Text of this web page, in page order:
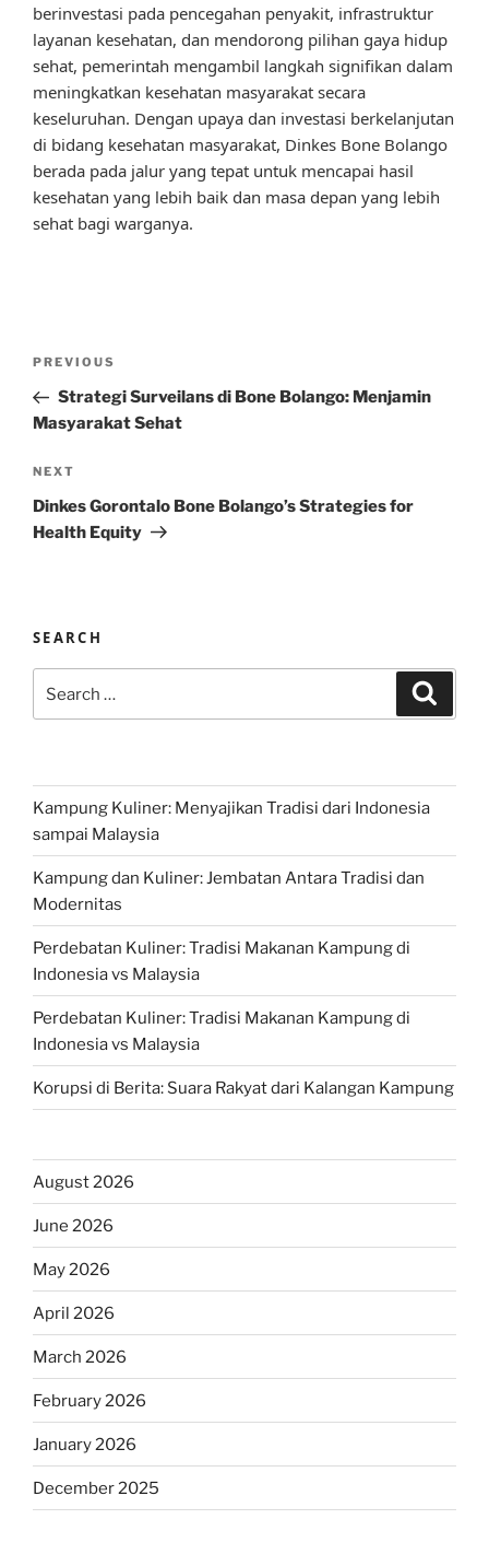
berinvestasi pada pencegahan penyakit, infrastruktur
layanan kesehatan, dan mendorong pilihan gaya hidup
sehat, pemerintah mengambil langkah signifikan dalam
meningkatkan kesehatan masyarakat secara
keseluruhan. Dengan upaya dan investasi berkelanjutan
di bidang kesehatan masyarakat, Dinkes Bone Bolango
berada pada jalur yang tepat untuk mencapai hasil
kesehatan yang lebih baik dan masa depan yang lebih
sehat bagi warganya.
Previous
Post
PREVIOUS
Strategi Surveilans di Bone Bolango: Menjamin
Masyarakat Sehat
Next
Post
NEXT
Dinkes Gorontalo Bone Bolango’s Strategies for
Health Equity
SEARCH
for:
Kampung Kuliner: Menyajikan Tradisi dari Indonesia
sampai Malaysia
Kampung dan Kuliner: Jembatan Antara Tradisi dan
Modernitas
Perdebatan Kuliner: Tradisi Makanan Kampung di
Indonesia vs Malaysia
Perdebatan Kuliner: Tradisi Makanan Kampung di
Indonesia vs Malaysia
Korupsi di Berita: Suara Rakyat dari Kalangan Kampung
August 2026
June 2026
May 2026
April 2026
March 2026
February 2026
January 2026
December 2025